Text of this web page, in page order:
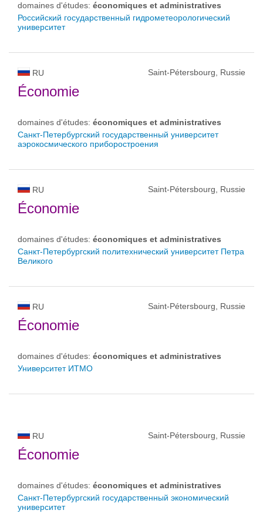
domaines d'études: économiques et administratives
Российский государственный гидрометеорологический
университет
RU Saint-Pétersbourg, Russie
Économie
domaines d'études: économiques et administratives
Санкт-Петербургский государственный университет
аэрокосмического приборостроения
RU Saint-Pétersbourg, Russie
Économie
domaines d'études: économiques et administratives
Санкт-Петербургский политехнический университет Петра
Великого
RU Saint-Pétersbourg, Russie
Économie
domaines d'études: économiques et administratives
Университет ИТМО
RU Saint-Pétersbourg, Russie
Économie
domaines d'études: économiques et administratives
Санкт-Петербургский государственный экономический
университет